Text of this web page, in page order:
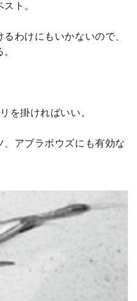
ト。
わけにもいかないので、
を掛ければいい。
アブラボウズにも有効な